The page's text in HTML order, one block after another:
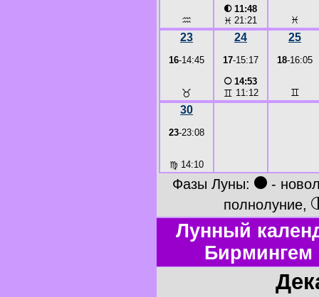
♒
◐11:48
♓ 21:21 ♓
23
16-14:45
♉
24
17-15:17
○14:53
♊ 11:12
25
18-16:05
♊
30
23-23:08
♍ 14:10
Фазы Луны: ● -
полнолуние,
Лунный
Бирмингем